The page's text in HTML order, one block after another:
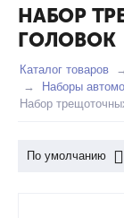
НАБОР
ГОЛОВОК
Каталог товаров
Наборы
Набор
По умолчанию